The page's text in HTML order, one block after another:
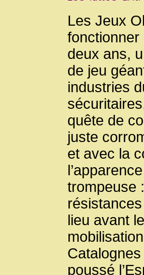
Les Jeux
fonctionner
deux ans,
de jeu
industries
quête de
juste
et avec la
trompeuse
lieu avant
poussé